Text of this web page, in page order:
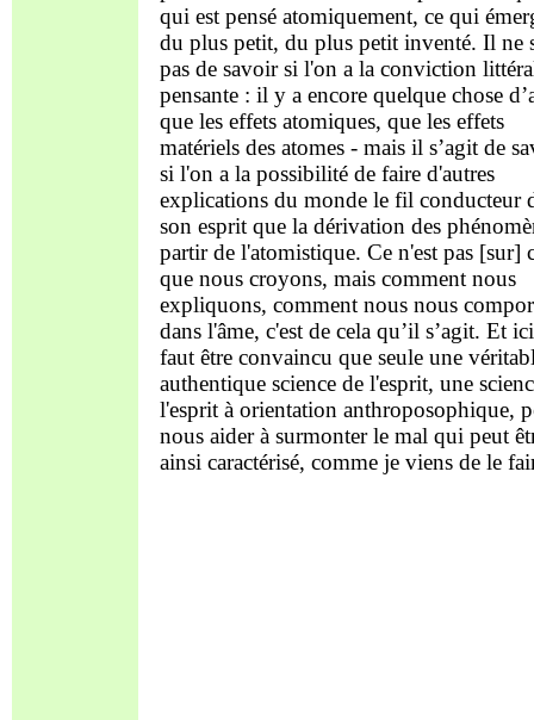
qui est pensé atomiquement, ce qui
du plus petit, du plus petit inventé. Il ne
pas de savoir si l'on a la conviction
pensante : il y a encore quelque chose
que les effets atomiques, que les effets
matériels des atomes - mais il s’agit de
si l'on a la possibilité de faire d'autres
explications du monde le fil conducteur
son esprit que la dérivation des
partir de l'atomistique. Ce n'est pas [sur]
que nous croyons, mais comment nous
expliquons, comment nous nous
dans l'âme, c'est de cela qu’il s’agit. Et
faut être convaincu que seule une
authentique science de l'esprit, une
l'esprit à orientation anthroposophique,
nous aider à surmonter le mal qui peut
ainsi caractérisé, comme je viens de le